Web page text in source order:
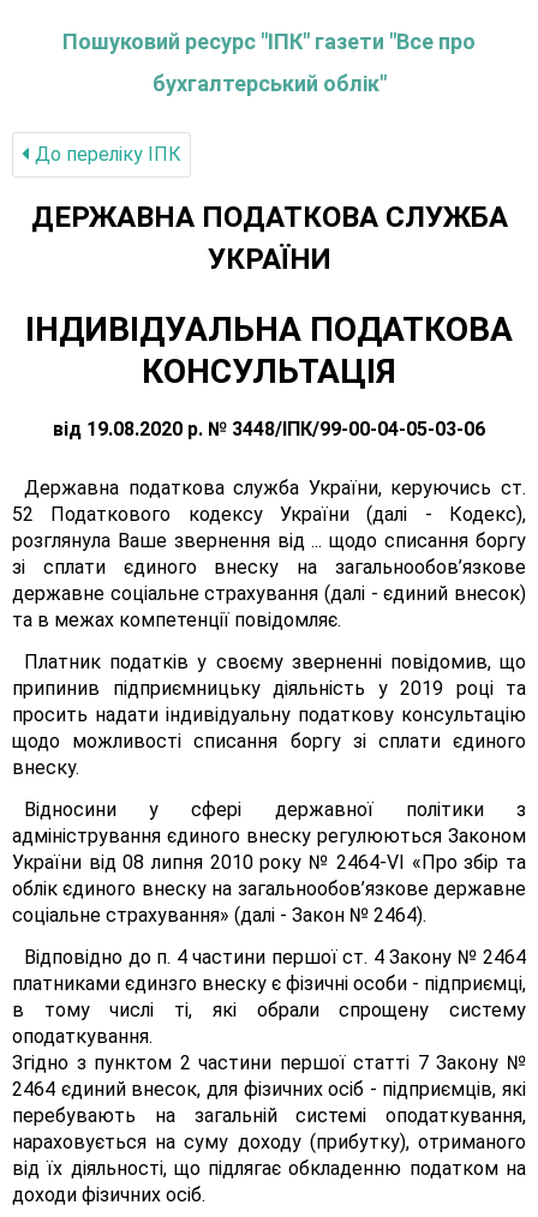
Пошуковий ресурс "ІПК" газети "Все про
бухгалтерський облік"
До переліку IПК
ДЕРЖАВНА ПОДАТКОВА СЛУЖБА
УКРАЇНИ
ІНДИВІДУАЛЬНА ПОДАТКОВА
КОНСУЛЬТАЦІЯ
від 19.08.2020 р. № 3448/ІПК/99-00-04-05-03-06
Державна податкова служба України, керуючись ст.
52 Податкового кодексу України (далі - Кодекс),
розглянула Ваше звернення від ... щодо списання боргу
зі сплати єдиного внеску на загальнообов’язкове
державне соціальне страхування (далі - єдиний внесок)
та в межах компетенції повідомляє.
Платник податків у своєму зверненні повідомив, що
припинив підприємницьку діяльність у 2019 році та
просить надати індивідуальну податкову консультацію
щодо можливості списання боргу зі сплати єдиного
внеску.
Відносини у сфері державної політики з
адміністрування єдиного внеску регулюються Законом
України від 08 липня 2010 року № 2464-VІ «Про збір та
облік єдиного внеску на загальнообов’язкове державне
соціальне страхування» (далі - Закон № 2464).
Відповідно до п. 4 частини першої ст. 4 Закону № 2464
платниками єдинзго внеску є фізичні особи - підприємці,
в тому числі ті, які обрали спрощену систему
оподаткування.
Згідно з пунктом 2 частини першої статті 7 Закону №
2464 єдиний внесок, для фізичних осіб - підприємців, які
перебувають на загальній системі оподаткування,
нараховується на суму доходу (прибутку), отриманого
від їх діяльності, що підлягає обкладенню податком на
доходи фізичних осіб.